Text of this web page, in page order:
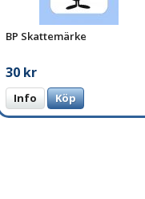
BP Skattemärke
30 kr
Info Köp